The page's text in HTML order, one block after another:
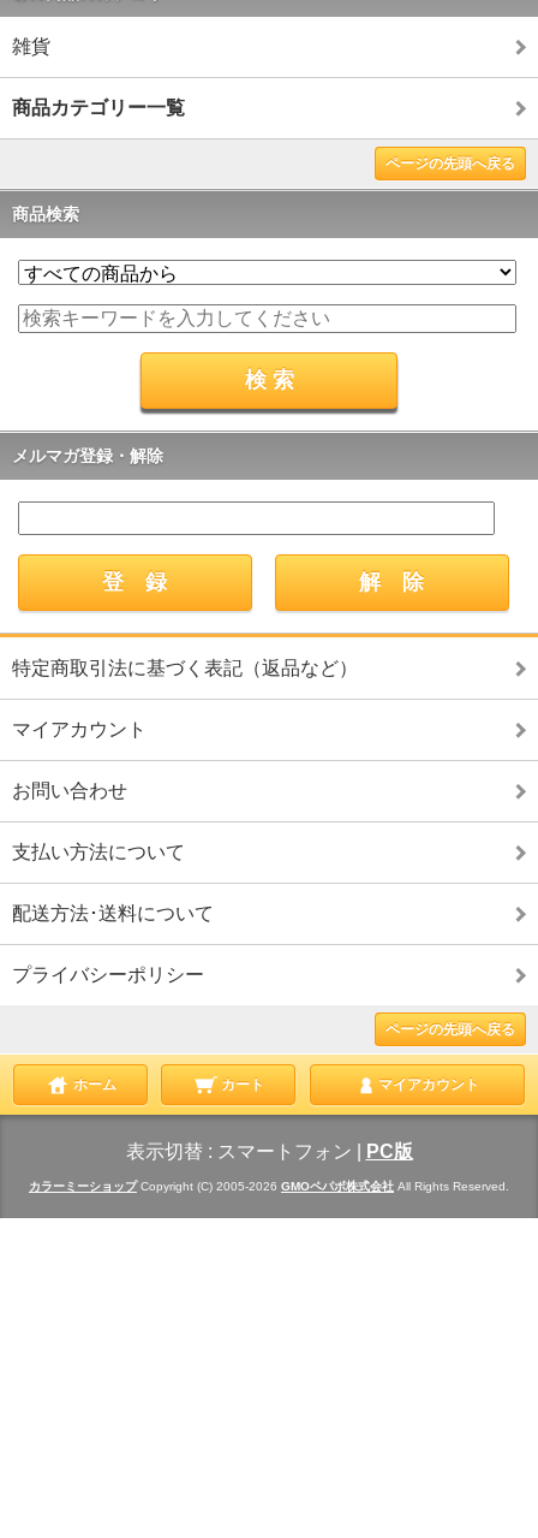
雑貨
商品カテゴリー一覧
ページの先頭へ戻る
商品検索
メルマガ登録・解除
特定商取引法に基づく表記（返品など）
マイアカウント
お問い合わせ
支払い方法について
配送方法･送料について
プライバシーポリシー
ページの先頭へ戻る
ホーム カート マイアカウント
表示切替 : スマートフォン PC版
カラーミーショップCopyright (C) 2005-2026 GMOペパボ株式会社 All Rights Reserved.